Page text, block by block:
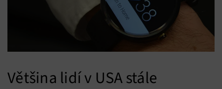
Většina lidí v USA stále